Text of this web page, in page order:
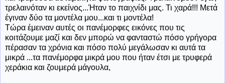
τρελαινόταν κι εκείνος...Ήταν το παιχνίδι μας. Τι χαρά!!! Μετά
έγιναν δύο τα μοντέλα μου...και τι μοντέλα!
Τώρα έμειναν αυτές οι πανέμορφες εικόνες που τις
κοιτάζουμε μαζί και δεν μπορώ να φανταστώ πόσο γρήγορα
πέρασαν τα χρόνια και πόσο πολύ μεγάλωσαν κι αυτά τα
μικρά ...τα πανέμορφα μικρά μου που ήταν έτσι με τρυφερά
χεράκια και ζουμερά μάγουλα,